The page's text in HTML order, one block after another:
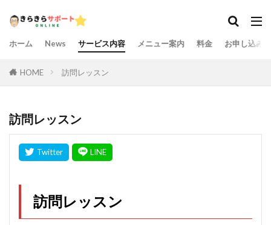
ホーム News サービス内容 メニュー案内 料金 お申し込み
HOME 訪問レッスン
訪問レッスン
訪問レッスン